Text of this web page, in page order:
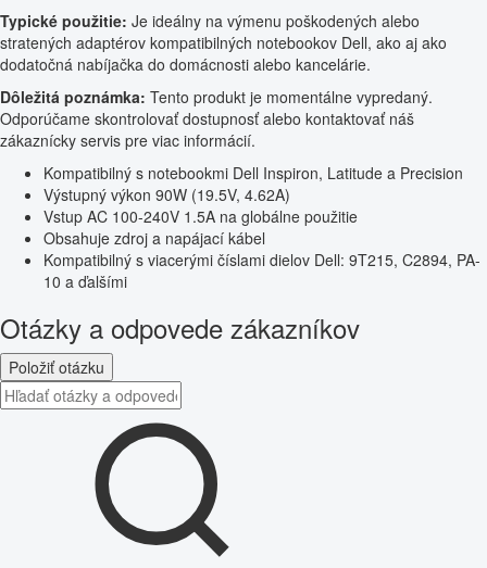
Typické použitie: Je ideálny na výmenu poškodených alebo
stratených adaptérov kompatibilných notebookov Dell, ako aj ako
dodatočná nabíjačka do domácnosti alebo kancelárie.
Dôležitá poznámka: Tento produkt je momentálne vypredaný.
Odporúčame skontrolovať dostupnosť alebo kontaktovať náš
zákaznícky servis pre viac informácií.
Kompatibilný s notebookmi Dell Inspiron, Latitude a Precision
Výstupný výkon 90W (19.5V, 4.62A)
Vstup AC 100-240V 1.5A na globálne použitie
Obsahuje zdroj a napájací kábel
Kompatibilný s viacerými číslami dielov Dell: 9T215, C2894, PA-
10 a ďalšími
Otázky a odpovede zákazníkov
Položiť otázku